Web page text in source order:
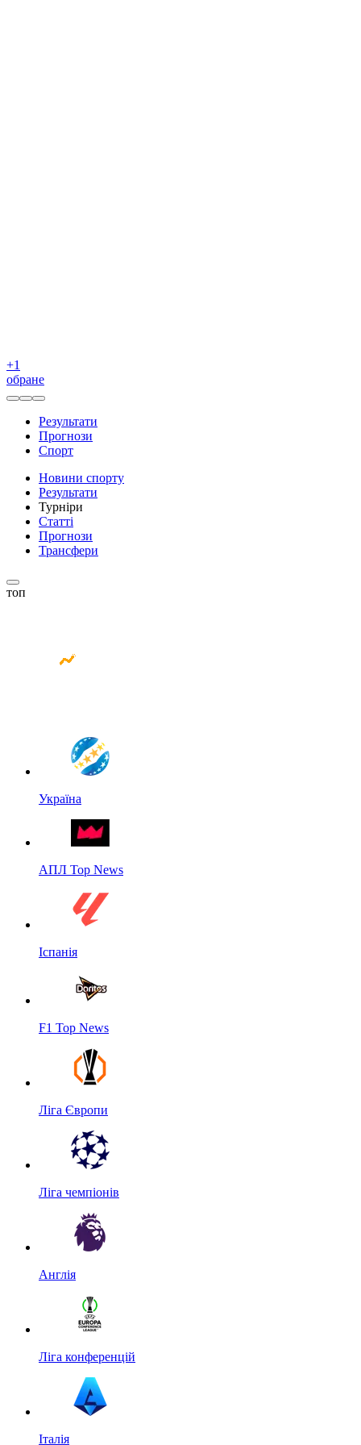
+1
обране
Результати
Прогнози
Спорт
Новини спорту
Результати
Турніри
Статті
Прогнози
Трансфери
топ
Україна
АПЛ Top News
Іспанія
F1 Top News
Ліга Європи
Ліга чемпіонів
Англія
Ліга конференцій
Італія